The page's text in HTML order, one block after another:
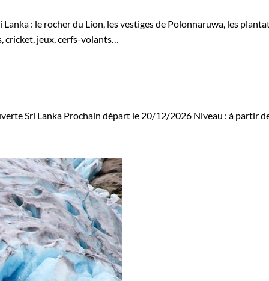
: le rocher du Lion, les vestiges de Polonnaruwa, les
cricket, jeux, cerfs-volants…
Sri Lanka Prochain départ le 20/12/2026 Niveau : à partir